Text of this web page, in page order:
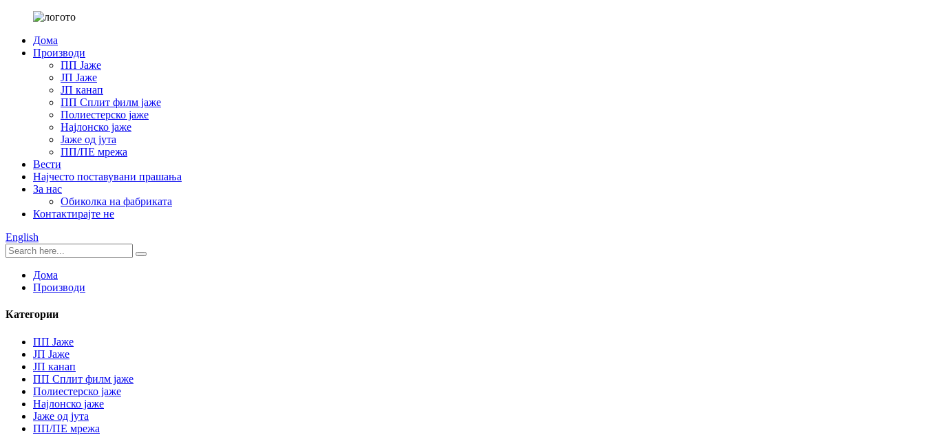
Дома
Производи
ПП Јаже
ЈП Јаже
ЈП канап
ПП Сплит филм јаже
Полиестерско јаже
Најлонско јаже
Јаже од јута
ПП/ПЕ мрежа
Вести
Најчесто поставувани прашања
За нас
Обиколка на фабриката
Контактирајте не
English
Дома
Производи
Категории
ПП Јаже
ЈП Јаже
ЈП канап
ПП Сплит филм јаже
Полиестерско јаже
Најлонско јаже
Јаже од јута
ПП/ПЕ мрежа